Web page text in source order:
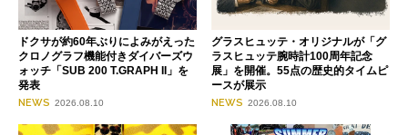
ドクサが約60年ぶりによみがえった
クロノグラフ機能付きダイバーズウ
ォッチ「SUB 200 T.GRAPH II」を
発表
NEWS 2026.08.10
グラスヒュッテ・オリジナルが「グ
ラスヒュッテ腕時計100周年記念
展」を開催。55点の歴史的タイムピ
ースが展示
NEWS 2026.08.10